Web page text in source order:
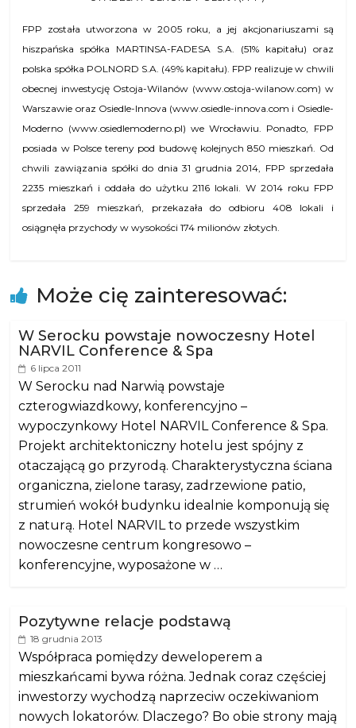
FPP została utworzona w 2005 roku, a jej akcjonariuszami są
hiszpańska spółka MARTINSA-FADESA S.A. (51% kapitału) oraz
polska spółka POLNORD S.A. (49% kapitału). FPP realizuje w chwili
obecnej inwestycję Ostoja-Wilanów (www.ostoja-wilanow.com) w
Warszawie oraz Osiedle-Innova (www.osiedle-innova.com i Osiedle-
Moderno (www.osiedlemoderno.pl) we Wrocławiu. Ponadto, FPP
posiada w Polsce tereny pod budowę kolejnych 850 mieszkań. Od
chwili zawiązania spółki do dnia 31 grudnia 2014, FPP sprzedała
2235 mieszkań i oddała do użytku 2116 lokali. W 2014 roku FPP
sprzedała 259 mieszkań, przekazała do odbioru 408 lokali i
osiągnęła przychody w wysokości 174 milionów złotych.
Może cię zainteresować:
W Serocku powstaje nowoczesny Hotel
NARVIL Conference & Spa
6 lipca 2011
W Serocku nad Narwią powstaje
czterogwiazdkowy, konferencyjno –
wypoczynkowy Hotel NARVIL Conference & Spa.
Projekt architektoniczny hotelu jest spójny z
otaczającą go przyrodą. Charakterystyczna ściana
organiczna, zielone tarasy, zadrzewione patio,
strumień wokół budynku idealnie komponują się
z naturą. Hotel NARVIL to przede wszystkim
nowoczesne centrum kongresowo –
konferencyjne, wyposażone w …
Pozytywne relacje podstawą
18 grudnia 2013
Współpraca pomiędzy deweloperem a
mieszkańcami bywa różna. Jednak coraz częściej
inwestorzy wychodzą naprzeciw oczekiwaniom
nowych lokatorów. Dlaczego? Bo obie strony mają